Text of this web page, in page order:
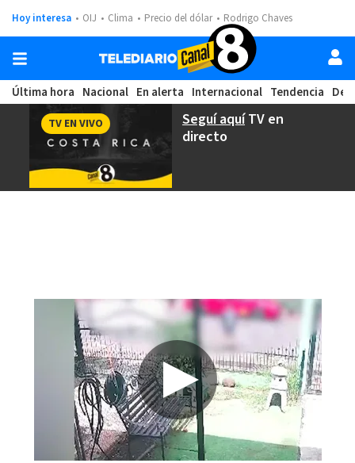
Hoy interesa OIJ Clima Precio del dólar Rodrigo Chaves
Última hora Nacional En alerta Internacional Tendencia
Seguí aquíTV en
directo
TV EN VIVO